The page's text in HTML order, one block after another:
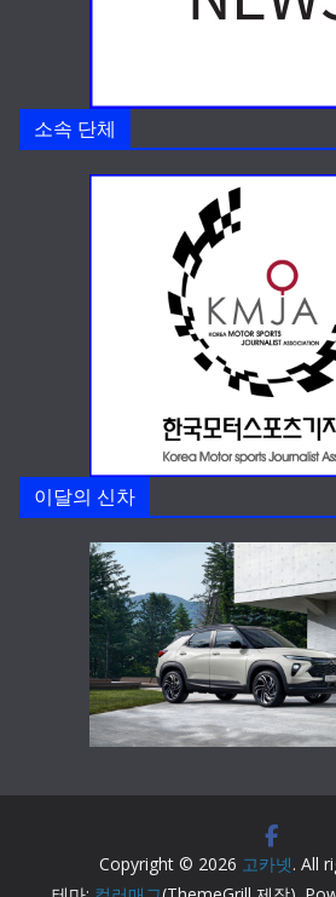
소속 단체
이달의 신차
Copyright © 2026 고카넷. All